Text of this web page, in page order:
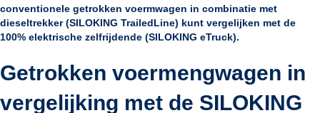
conventionele getrokken voermwagen in combinatie met
dieseltrekker (SILOKING TrailedLine) kunt vergelijken met de
100% elektrische zelfrijdende (SILOKING eTruck).
Getrokken voermengwagen in
vergelijking met de SILOKING